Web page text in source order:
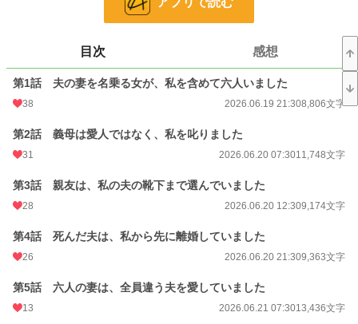
続いて名乗り出たのは、子どもを連れた看護師、裕福な女性経営者、夫を崇拝す
る元依頼人――そして、環が二十年以上信じてきた親友だった。
五人全員が夫から結婚を約束され、全員が自分こそ本当に愛された妻だと信じて
騒然とする葬儀の夜、六人のもとへ死んだ夫から同じメールが届く。
間をずらして記録されていた。
六人全員が、夫が死にかけていることを知っていた。
そして誰一人、救急車を呼ばなかった。
夫は女性を救う弁護士として名声を得る一方、弱みを握った女性たちを利用し、
証拠を消した親族。
夫から金を受け取っていた環の実母。
目次 感想
第1話 夫の妻を名乗る女が、私を含めて六人いました
38 2026.06.19 21:308,806文字
第2話 義母は愛人ではなく、私を叱りました
31 2026.06.20 07:3011,748文字
第3話 親友は、私の夫の靴下まで選んでいました
28 2026.06.20 12:309,174文字
第4話 死んだ夫は、私から先に離婚していました
26 2026.06.20 21:309,363文字
第5話 六人の妻は、全員違う夫を愛していました
13 2026.06.21 07:3013,436文字